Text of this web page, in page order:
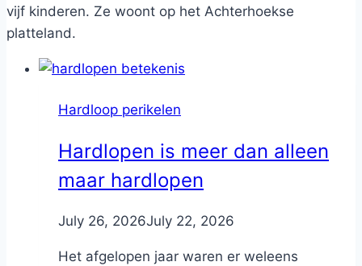
vijf kinderen. Ze woont op het Achterhoekse
platteland.
Hardloop perikelen
Hardlopen is meer dan alleen
maar hardlopen
ByNicole
July 26, 2026July 22, 2026
Het afgelopen jaar waren er weleens